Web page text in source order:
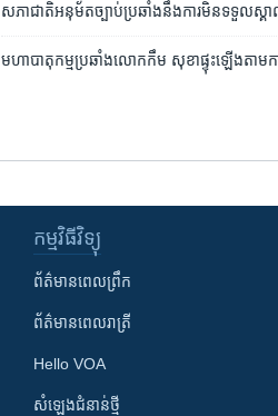
សភាជាតិ​អនុម័ត​ច្បាប់​ប្រឆាំង​នឹង​ការ​មិន​ទទួលស្គាល់​
មហា​បាតុកម្ម​ប្រឆាំង​លោក​កឹម សុខា​ផ្ទុះ​ឡើង​តា
កម្មវិធី​វិទ្យុ
ព័ត៌មាន​ពេល​ព្រឹក
ព័ត៌មាន​​ពេល​រាត្រី
Hello VOA
សំឡេង​ជំនាន់​ថ្មី